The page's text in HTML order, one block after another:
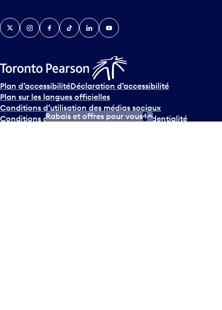
TwitterInstagramFacebook
TikTokLinkedInYouTube
Plan d’accessibilitéDéclaration d’accessibilité
Plan sur les langues officielles
Conditions d’utilisation des médias sociaux
Conditions d’utilisationPolitique de confidentialité
Rabais et offres pour vous4